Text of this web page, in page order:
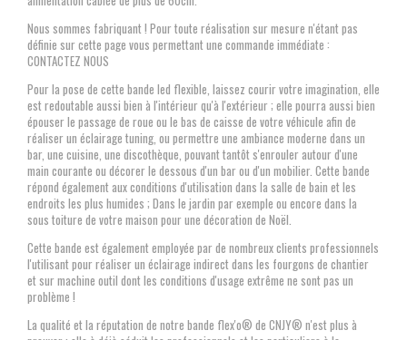
Nous sommes fabriquant ! Pour toute réalisation sur mesure n'étant pas
définie sur cette page vous permettant une commande immédiate :
CONTACTEZ NOUS
Pour la pose de cette bande led flexible, laissez courir votre imagination, elle
est redoutable aussi bien à l'intérieur qu'à l'extérieur ; elle pourra aussi bien
épouser le passage de roue ou le bas de caisse de votre véhicule afin de
réaliser un éclairage tuning, ou permettre une ambiance moderne dans un
bar, une cuisine, une discothèque, pouvant tantôt s'enrouler autour d'une
main courante ou décorer le dessous d'un bar ou d'un mobilier. Cette bande
répond également aux conditions d'utilisation dans la salle de bain et les
endroits les plus humides ; Dans le jardin par exemple ou encore dans la
sous toiture de votre maison pour une décoration de Noël.
Cette bande est également employée par de nombreux clients professionnels
l'utilisant pour réaliser un éclairage indirect dans les fourgons de chantier
et sur machine outil dont les conditions d'usage extrême ne sont pas un
problème !
La qualité et la réputation de notre bande flex'o® de CNJY® n'est plus à